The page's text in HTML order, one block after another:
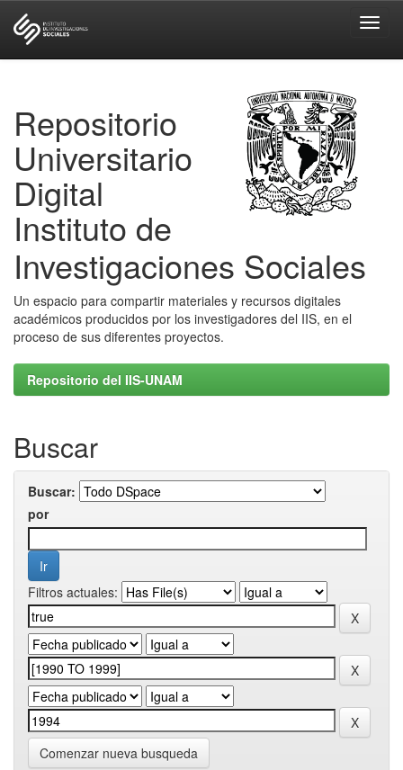
Repositorio
Universitario
Digital
Instituto de
Investigaciones Sociales
Un espacio para compartir materiales y recursos digitales
académicos producidos por los investigadores del IIS, en el
proceso de sus diferentes proyectos.
Repositorio del IIS-UNAM
Buscar
Buscar:
por
Filtros actuales:
Comenzar nueva busqueda